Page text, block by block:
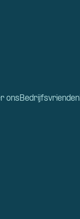
onsBedrijfsvrienden